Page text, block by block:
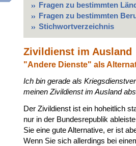
Fragen zu bestimmten
Fragen zu bestimmten
Stichwortverzeichnis
Zivildienst im Ausland
"Andere Dienste" als
Ich bin gerade als
meinen Zivildienst im Ausland
Der Zivildienst ist ein hoheitlich
nur in der Bundesrepublik
Sie eine gute Alternative, er ist
Wenn Sie sich allerdings bei